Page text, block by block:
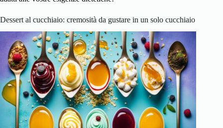
Dessert al cucchiaio: cremosità da gustare in un solo cucchiaio